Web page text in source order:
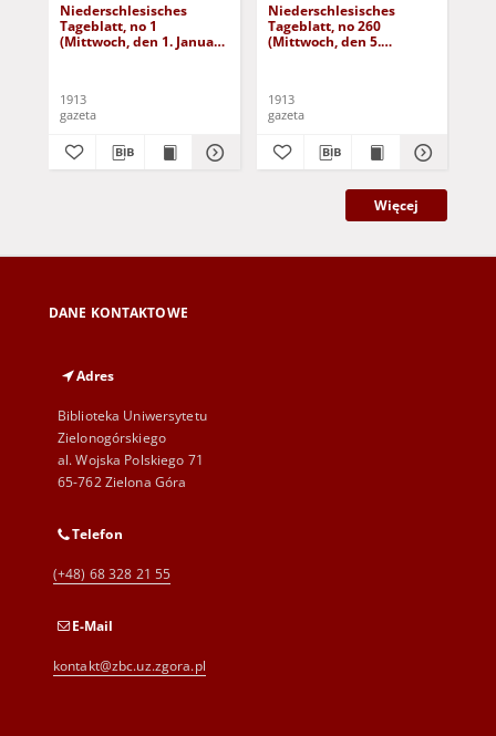
Niederschlesisches
Tageblatt, no 1
(Mittwoch, den 1. Januar
1913
gazeta
Niederschlesisches
Tageblatt, no 260
(Mittwoch, den 5.
1913
gazeta
Więcej
DANE KONTAKTOWE
Adres
Biblioteka Uniwersytetu
Zielonogórskiego
al. Wojska Polskiego 71
65-762 Zielona Góra
Telefon
(+48) 68 328 21 55
E-Mail
kontakt@zbc.uz.zgora.pl